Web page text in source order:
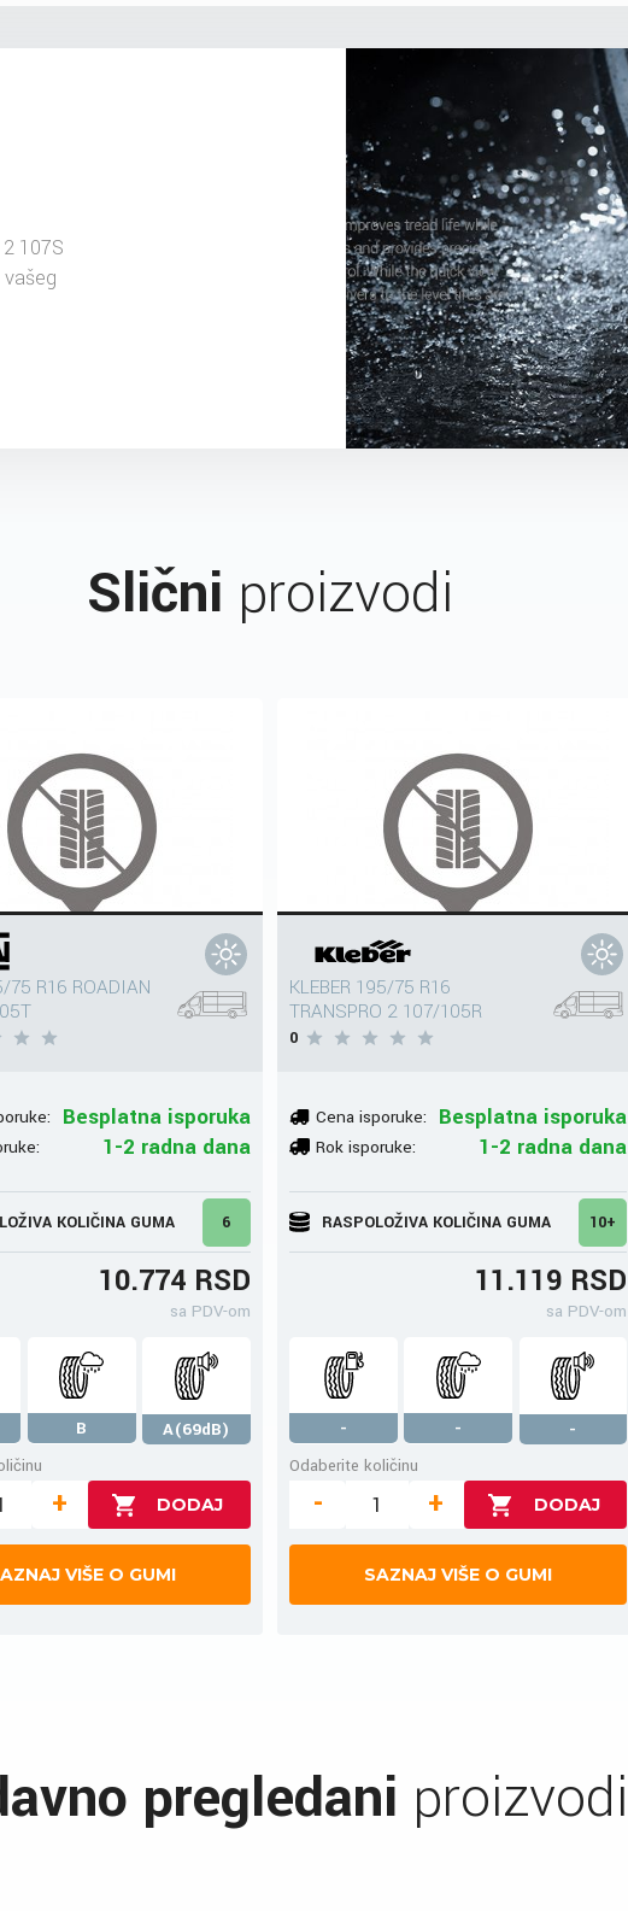
107S
Slični proizvodi
75 R16 ROADIAN
Besplatna isporuka
1-2 radna dana
KOLIČINA GUMA 6
10.774 RSD
sa PDV-om
B
A(69dB)
+
VIŠE O GUMI
KLEBER 195/75 R16
TRANSPRO 2 107/105R
0
Cena isporuke: Besplatna isporuka
Rok isporuke: 1-2 radna dana
RASPOLOŽIVA KOLIČINA GUMA 10+
11.119 RSD
sa PDV-om
- -
-
Odaberite količinu
- +
SAZNAJ VIŠE O GUMI
pregledani proizvodi